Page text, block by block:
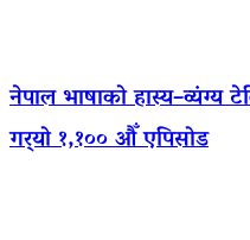
नेपाल भाषाको हास्य–व्यंग्य
गर्‍यो १,१०० औँ एपिसोड